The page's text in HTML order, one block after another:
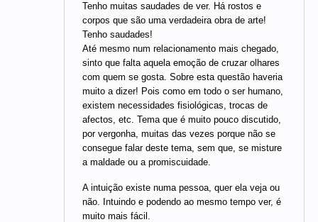
Tenho muitas saudades de ver. Há rostos e
corpos que são uma verdadeira obra de arte!
Tenho saudades!
Até mesmo num relacionamento mais chegado,
sinto que falta aquela emoção de cruzar olhares
com quem se gosta. Sobre esta questão haveria
muito a dizer! Pois como em todo o ser humano,
existem necessidades fisiológicas, trocas de
afectos, etc. Tema que é muito pouco discutido,
por vergonha, muitas das vezes porque não se
consegue falar deste tema, sem que, se misture
a maldade ou a promiscuidade.
A intuição existe numa pessoa, quer ela veja ou
não. Intuindo e podendo ao mesmo tempo ver, é
muito mais fácil.